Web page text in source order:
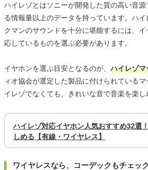
ハイレゾとはソニーが開発した質の高い音
る情報量以上のデータを持っています。ハ
クマンのサウンドを十分に堪能するには、
応しているものを選ぶ必要があります。
イヤホンを選ぶ目安となるのが、ハイレゾマ
ィオ協会が選定した製品に付けられている
イレゾでなくても、きれいな音で音楽を楽し
ハイレゾ対応イヤホン人気おすすめ32選
しめる【有線・ワイヤレス】
ワイヤレスなら、コーデックもチェッ